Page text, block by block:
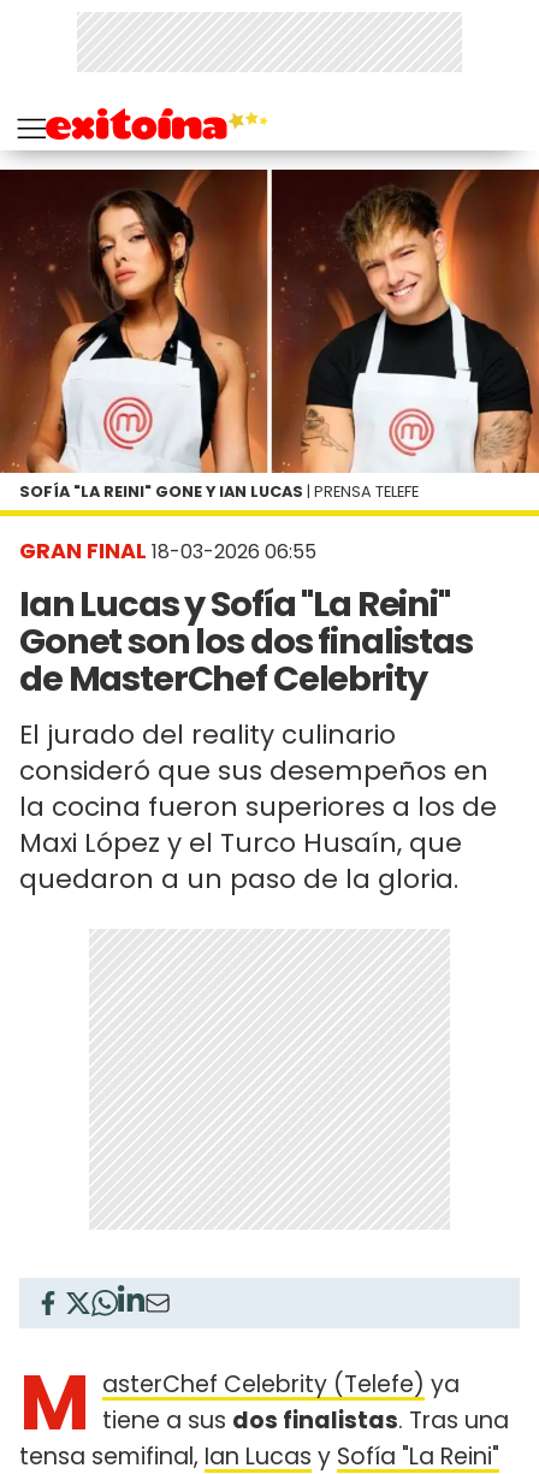
GRAN FINAL 18-03-2026 06:55
Ian Lucas y Sofía "La Reini"
Gonet son los dos finalistas
de MasterChef Celebrity
El jurado del reality culinario
consideró que sus desempeños en
la cocina fueron superiores a los de
Maxi López y el Turco Husaín, que
quedaron a un paso de la gloria.
SOFÍA "LA REINI" GONE Y IAN LUCAS | PRENSA TELEFE
M asterChef Celebrity (Telefe) ya
tiene a sus dos finalistas. Tras una
tensa semifinal, Ian Lucas y Sofía "La Reini"